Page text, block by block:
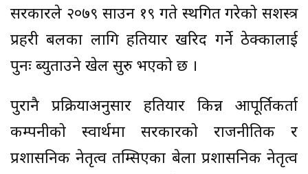
सरकारले २०७९ साउन १९ गते स्थगित गरेको सशस्त्र
प्रहरी बलका लागि हतियार खरिद गर्ने ठेक्कालाई
पुनः ब्युताउने खेल सुरु भएको छ ।
पुरानै प्रक्रियाअनुसार हतियार किन्न आपूर्तिकर्ता
कम्पनीको स्वार्थमा सरकारको राजनीतिक र
प्रशासनिक नेतृत्व तम्सिएका बेला प्रशासनिक नेतृत्व